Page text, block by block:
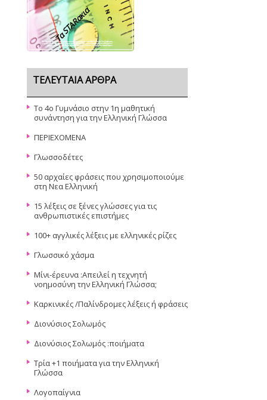
Τα STARακια
ΤΕΛΕΥΤΑΊΑ ΆΡΘΡΑ
Το 4ο Γυμνάσιο στην 1η μαθητική
συνάντηση για την Ελληνική Γλώσσα
ΠΕΡΙΕΧΟΜΕΝΑ
Γλωσσοδέτες
50 αρχαίες φράσεις που χρησιμοποιούμε
στη Νεα Ελληνική
15 λέξεις σε ξένες γλώσσες για τις
ανθρωπιστικές επιστήμες
100+ αγγλικές λέξεις με ελληνικές ρίζες
Γλωσσικό χάσμα
Μίνι-έρευνα :Απειλεί η τεχνητή
νοημοσύνη την Ελληνική Γλώσσα;
Καρκινικές /Παλίνδρομες λέξεις ή φράσεις
Διονύσιος Σολωμός
Διονύσιος Σολωμός :ποιήματα
Τρία +1 ποιήματα για την Ελληνική
Γλώσσα
Λογοπαίγνια